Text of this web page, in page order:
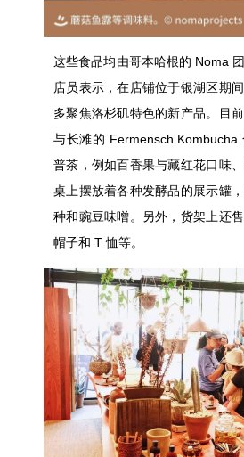
这些食品均由哥本哈根的 Noma
店员表示，在店铺位于银湖区期
多聚焦洛杉矶特色的新产品。目
与长滩的 Fermensch Kombucha
普茶，例如百香果与藏红花口味、
桌上摆放着各种发酵品的展示罐
种和豌豆味噌。另外，货架上还售
帽子和 T 恤等。